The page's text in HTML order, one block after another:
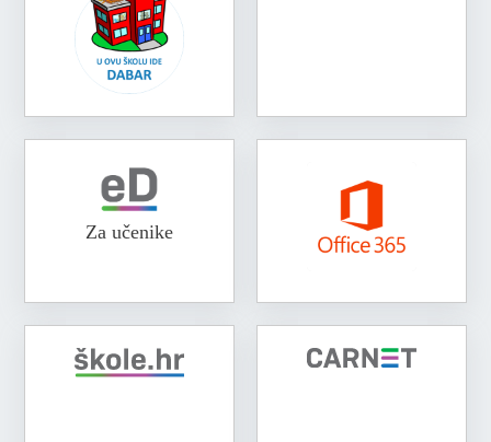
Za učenike